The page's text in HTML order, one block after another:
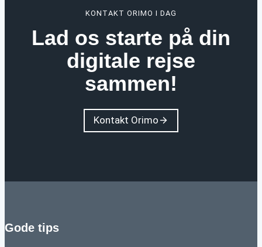
KONTAKT ORIMO I DAG
Lad os starte på din
digitale rejse
sammen!
Kontakt Orimo
Gode tips